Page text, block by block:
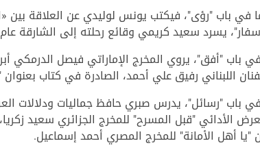
في باب "رؤى"، فيكتب يونس لوليدي عن العلاقة بين
يسرد سعيد كريمي وقائع رحلته إلى الشارقة عام 2014، مشاركاً في ندوة نظمتها دائرة الثقافة بعنوان "المسرح والتسامح".
باب "أفق"، يروي المخرج الإماراتي فيصل الدرمكي
اللبناني رفيق علي أحمد، الصادرة في كتاب بعنوان
باب "رسائل"، يدرس صبري حافظ جماليات ودلالات
الأدائي "قبل المسرح" للمخرج الجزائري سعيد
"يا أهل الأمانة" للمخرج المصري أحمد إسماعيل.